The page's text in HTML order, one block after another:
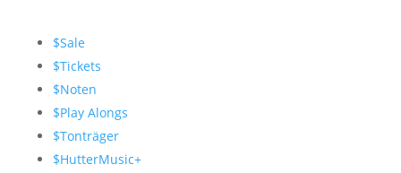
$Sale
$Tickets
$Noten
$Play Alongs
$Tonträger
$HutterMusic+